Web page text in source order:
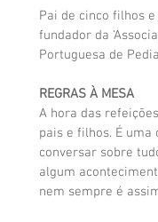
Pai de cinco filhos
fundador da
Portuguesa de
REGRAS À MESA
A hora das
pais e filhos. É
conversar sobre
algum
nem sempre é